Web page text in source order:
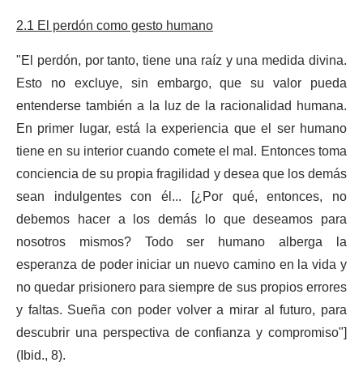
2.1 El perdón como gesto humano
"El perdón, por tanto, tiene una raíz y una medida divina.
Esto no excluye, sin embargo, que su valor pueda
entenderse también a la luz de la racionalidad humana.
En primer lugar, está la experiencia que el ser humano
tiene en su interior cuando comete el mal. Entonces toma
conciencia de su propia fragilidad y desea que los demás
sean indulgentes con él... [¿Por qué, entonces, no
debemos hacer a los demás lo que deseamos para
nosotros mismos? Todo ser humano alberga la
esperanza de poder iniciar un nuevo camino en la vida y
no quedar prisionero para siempre de sus propios errores
y faltas. Sueña con poder volver a mirar al futuro, para
descubrir una perspectiva de confianza y compromiso"]
(Ibid., 8).